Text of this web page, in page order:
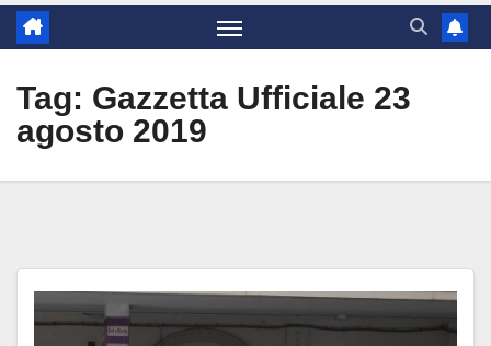
Tag: Gazzetta Ufficiale 23
agosto 2019